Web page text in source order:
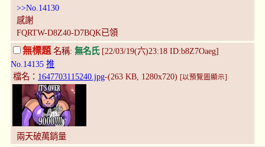
>>No.14130
感謝
FQRTW-D8Z40-D7BQK已領
無標題名稱: 無名氏[22/03/19(六)23:18 ID:b8Z7Oaeg]
No.14135 推
檔名： 1647703115240.jpg-(263 KB, 1280x720) [以預覽圖顯示]
兩天破萬銷量